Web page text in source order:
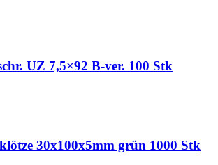
UZ 7,5×92 B-ver. 100 Stk
30x100x5mm grün 1000 Stk